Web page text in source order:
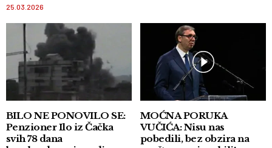
25.03.2026
BILO NE PONOVILO SE:
Penzioner Ilo iz Čačka
svih 78 dana
MOĆNA PORUKA
VUČIĆA: Nisu nas
pobedili, bez obzira na